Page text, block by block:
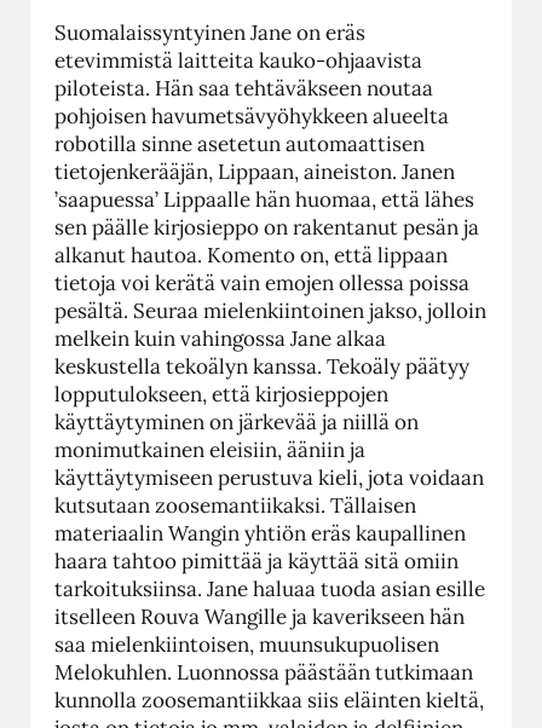
Suomalaissyntyinen Jane on eräs
etevimmistä laitteita kauko-ohjaavista
piloteista. Hän saa tehtäväkseen noutaa
pohjoisen havumetsävyöhykkeen alueelta
robotilla sinne asetetun automaattisen
tietojenkerääjän, Lippaan, aineiston. Janen
’saapuessa’ Lippaalle hän huomaa, että lähes
sen päälle kirjosieppo on rakentanut pesän ja
alkanut hautoa. Komento on, että lippaan
tietoja voi kerätä vain emojen ollessa poissa
pesältä. Seuraa mielenkiintoinen jakso, jolloin
melkein kuin vahingossa Jane alkaa
keskustella tekoälyn kanssa. Tekoäly päätyy
lopputulokseen, että kirjosieppojen
käyttäytyminen on järkevää ja niillä on
monimutkainen eleisiin, ääniin ja
käyttäytymiseen perustuva kieli, jota voidaan
kutsutaan zoosemantiikaksi. Tällaisen
materiaalin Wangin yhtiön eräs kaupallinen
haara tahtoo pimittää ja käyttää sitä omiin
tarkoituksiinsa. Jane haluaa tuoda asian esille
itselleen Rouva Wangille ja kaverikseen hän
saa mielenkiintoisen, muunsukupuolisen
Melokuhlen. Luonnossa päästään tutkimaan
kunnolla zoosemantiikkaa siis eläinten kieltä,